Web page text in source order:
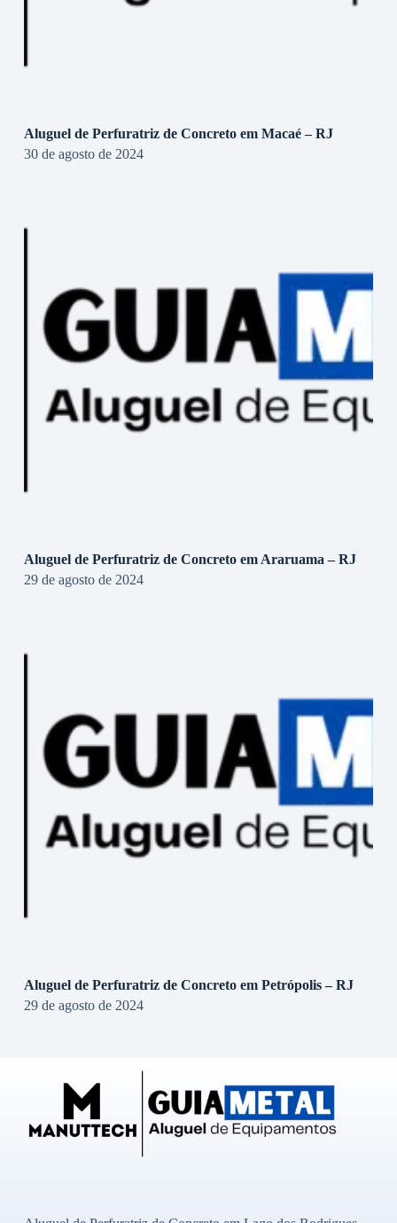
Aluguel de Perfuratriz de Concreto em Macaé – RJ
30 de agosto de 2024
Aluguel de Perfuratriz de Concreto em Araruama – RJ
29 de agosto de 2024
Aluguel de Perfuratriz de Concreto em Petrópolis – RJ
29 de agosto de 2024